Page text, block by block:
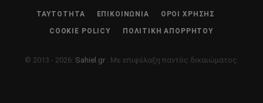
ΤΑΥΤΌΤΗΤΑ ΕΠΙΚΟΙΝΩΝΊΑ ΌΡΟΙ ΧΡΉΣΗΣ
COOKIE POLICY ΠΟΛΙΤΙΚΉ ΑΠΟΡΡΉΤΟΥ
© 2013 - 2026: Sahiel.gr . Με επιφύλαξη παντός δικαιώματος.